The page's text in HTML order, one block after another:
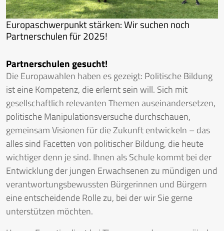
Europaschwerpunkt stärken: Wir suchen noch
Partnerschulen für 2025!
Partnerschulen gesucht!
Die Europawahlen haben es gezeigt: Politische Bildung
ist eine Kompetenz, die erlernt sein will. Sich mit
gesellschaftlich relevanten Themen auseinandersetzen,
politische Manipulationsversuche durchschauen,
gemeinsam Visionen für die Zukunft entwickeln – das
alles sind Facetten von politischer Bildung, die heute
wichtiger denn je sind. Ihnen als Schule kommt bei der
Entwicklung der jungen Erwachsenen zu mündigen und
verantwortungsbewussten Bürgerinnen und Bürgern
eine entscheidende Rolle zu, bei der wir Sie gerne
unterstützen möchten.